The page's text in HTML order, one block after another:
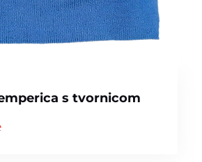
s tvornicom